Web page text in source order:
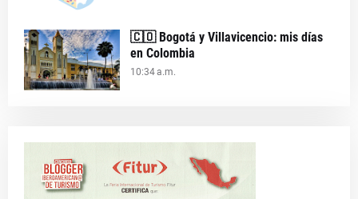
🇨🇴 Bogotá y Villavicencio: mis días
en Colombia
10:34 a.m.